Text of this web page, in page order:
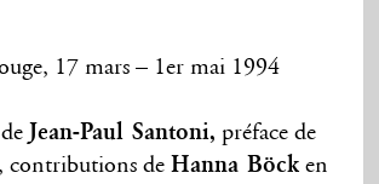
17 mars – 1er mai 1994
Jean-Paul Santoni, préface de
, contributions deHanna Böck en